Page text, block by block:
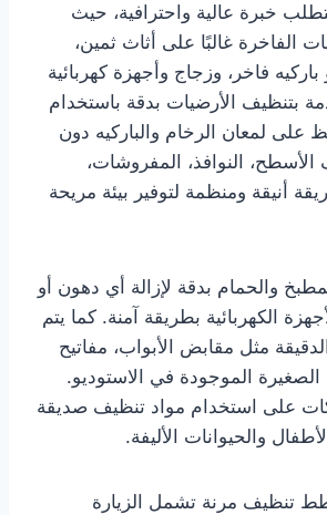
خبرة عالية واحترافية، حيث
الفاخرة غالبًا على أثاث ثمين،
فاخر، وزجاج وأجهزة كهربائية
بتنظيف الأرضيات بدقة باستخدام
على لمعان الرخام والباركيه دون
النوافذ، المفروشات،
أنيقة ومنظمة لتوفير بيئة مريحة
والحمام بدقة لإزالة أي دهون أو
الكهربائية بطريقة آمنة. كما يتم
مثل مقابض الأبواب، مفاتيح
الصغيرة الموجودة في الاستوديو.
على استخدام مواد تنظيف صديقة
والحيوانات الأليفة.
تنظيف مرنة تشمل الزيارة